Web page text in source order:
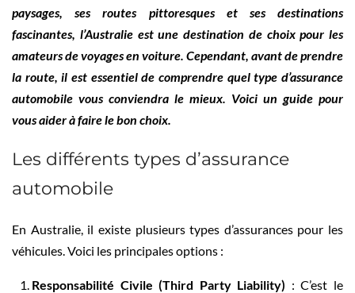
paysages, ses routes pittoresques et ses destinations
fascinantes, l’Australie est une destination de choix pour les
amateurs de voyages en voiture. Cependant, avant de prendre
la route, il est essentiel de comprendre quel type d’assurance
automobile vous conviendra le mieux. Voici un guide pour
vous aider à faire le bon choix.
Les différents types d’assurance
automobile
En Australie, il existe plusieurs types d’assurances pour les
véhicules. Voici les principales options :
Responsabilité Civile (Third Party Liability) : C’est le